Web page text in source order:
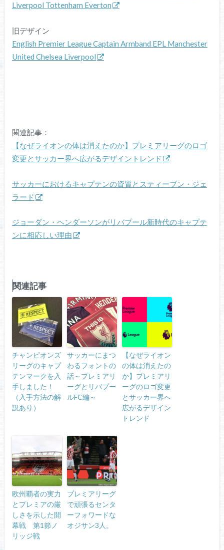
Liverpool Tottenham Everton
旧デザイン
English Premier League Captain Armband EPL Manchester
United Chelsea Liverpool
関連記事：
【なぜライオンの体は消えたのか】プレミアリーグのロゴ
変更とサッカー界へ広がるデザイントレンド
サッカーにおけるキャプテンの資質とスティーブン・ジェ
ラード
ジョーダン・ヘンダーソンがリバプール新時代のキャプテ
ンに相応しい理由
関連記事
チャンピオンズ
リーグのキャプ
テンマークを入
手しました！
（入手方法の解
説あり）
サッカーにまつ
わるフォントの
話～プレミアリ
ーグとリバプー
ルFC編～
【なぜライオン
の体は消えたの
か】プレミアリ
ーグのロゴ変更
とサッカー界へ
広がるデザイン
トレンド
欧州覇者の実力
とプレミアの厳
しさを示した開
幕戦 第1節ノ
リッジ戦
プレミアリーグ
で頑張るセンタ
ーフォワードな
オジサン3人。